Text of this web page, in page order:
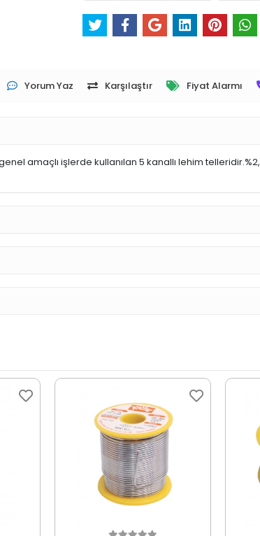
Yorum Yaz Karşılaştır Fiyat Alarmı
amaçlı işlerde kullanılan 5 kanallı lehim